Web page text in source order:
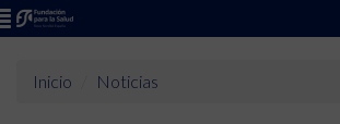
Inicio Noticias